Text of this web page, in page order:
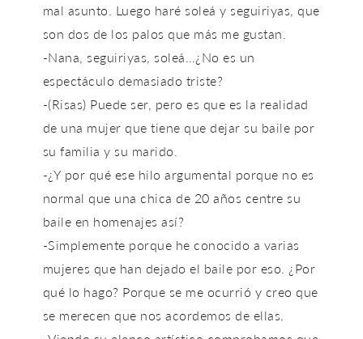
mal asunto. Luego haré soleá y seguiriyas, que
son dos de los palos que más me gustan.
-Nana, seguiriyas, soleá…¿No es un
espectáculo demasiado triste?
-(Risas) Puede ser, pero es que es la realidad
de una mujer que tiene que dejar su baile por
su familia y su marido.
-¿Y por qué ese hilo argumental porque no es
normal que una chica de 20 años centre su
baile en homenajes así?
-Simplemente porque he conocido a varias
mujeres que han dejado el baile por eso. ¿Por
qué lo hago? Porque se me ocurrió y creo que
se merecen que nos acordemos de ellas.